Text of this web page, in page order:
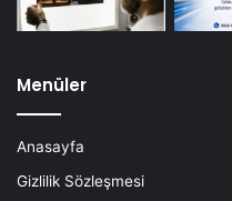
Menüler
Anasayfa
Gizlilik Sözleşmesi